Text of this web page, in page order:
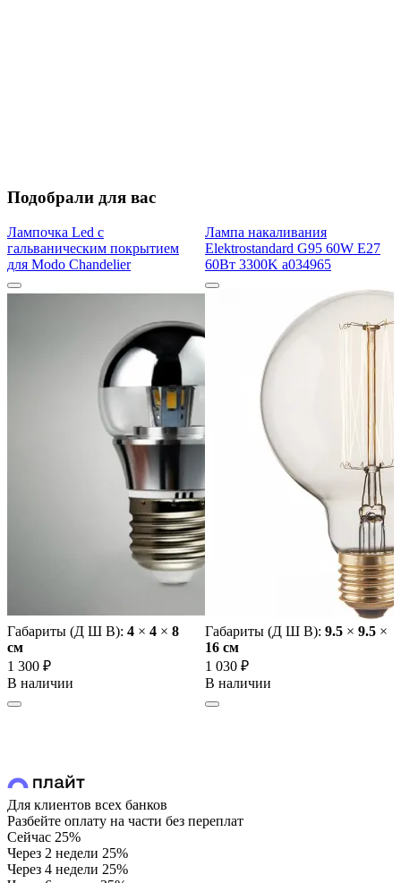
Подобрали для вас
Лампочка Led с
гальваническим покрытием
для Modo Chandelier
Габариты (Д Ш В): 4 × 4 × 8
cм
1 300 ₽
В наличии
Лампа накаливания
Elektrostandard G95 60W E27
60Вт 3300K a034965
Габариты (Д Ш В): 9.5 × 9.5 ×
16 cм
1 030 ₽
В наличии
Для клиентов всех банков
Разбейте оплату на части без переплат
Сейчас 25%
Через 2 недели 25%
Через 4 недели 25%